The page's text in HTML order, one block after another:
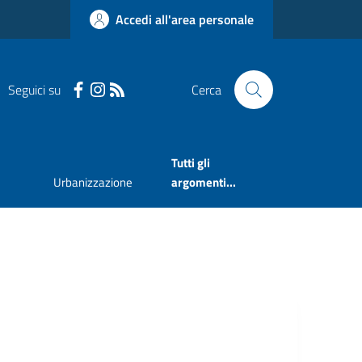
Accedi all'area personale
Seguici su Cerca
Urbanizzazione
Tutti gli
argomenti...